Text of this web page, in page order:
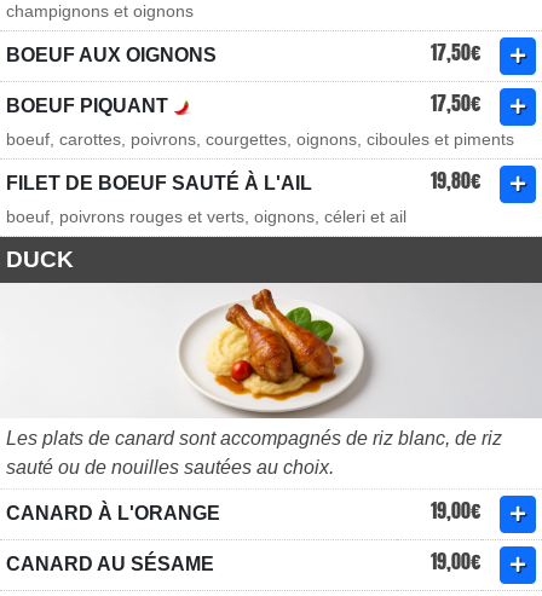
champignons et oignons
BOEUF AUX OIGNONS 17,50€
BOEUF PIQUANT 17,50€
boeuf, carottes, poivrons, courgettes, oignons, ciboules et piments
FILET DE BOEUF SAUTÉ À L'AIL 19,80€
boeuf, poivrons rouges et verts, oignons, céleri et ail
DUCK
Les plats de canard sont accompagnés de riz blanc, de riz
sauté ou de nouilles sautées au choix.
CANARD À L'ORANGE 19,00€
CANARD AU SÉSAME 19,00€